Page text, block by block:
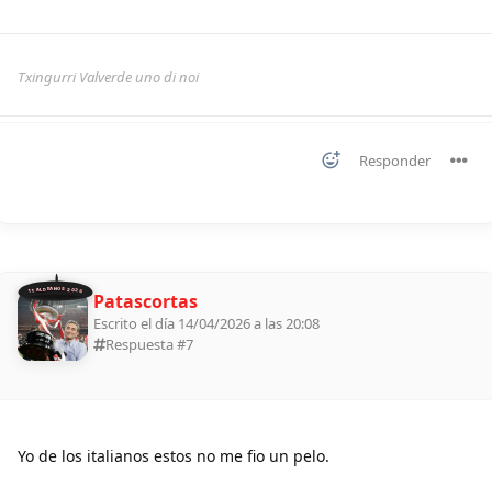
Txingurri Valverde uno di noi
Responder
11 ALDEANOS 2026 Patascortas
Escrito el día 14/04/2026 a las 20:08
Respuesta #7
Yo de los italianos estos no me fio un pelo.